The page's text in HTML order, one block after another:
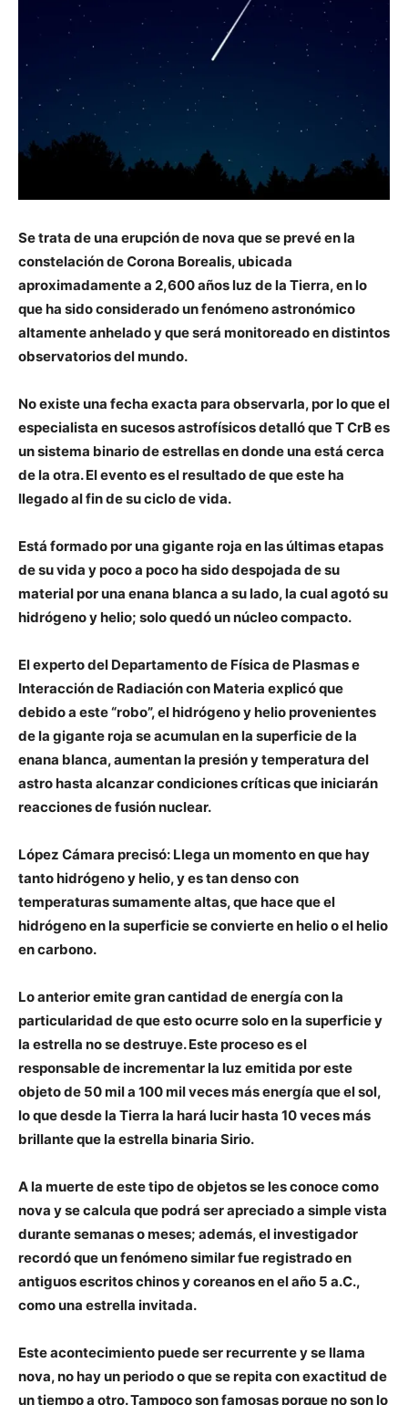
Se trata de una erupción de nova que se prevé en la
constelación de Corona Borealis, ubicada
aproximadamente a 2,600 años luz de la Tierra, en lo
que ha sido considerado un fenómeno astronómico
altamente anhelado y que será monitoreado en distintos
observatorios del mundo.
No existe una fecha exacta para observarla, por lo que el
especialista en sucesos astrofísicos detalló que T CrB es
un sistema binario de estrellas en donde una está cerca
de la otra. El evento es el resultado de que este ha
llegado al fin de su ciclo de vida.
Está formado por una gigante roja en las últimas etapas
de su vida y poco a poco ha sido despojada de su
material por una enana blanca a su lado, la cual agotó su
hidrógeno y helio; solo quedó un núcleo compacto.
El experto del Departamento de Física de Plasmas e
Interacción de Radiación con Materia explicó que
debido a este “robo”, el hidrógeno y helio provenientes
de la gigante roja se acumulan en la superficie de la
enana blanca, aumentan la presión y temperatura del
astro hasta alcanzar condiciones críticas que iniciarán
reacciones de fusión nuclear.
López Cámara precisó: Llega un momento en que hay
tanto hidrógeno y helio, y es tan denso con
temperaturas sumamente altas, que hace que el
hidrógeno en la superficie se convierte en helio o el helio
en carbono.
Lo anterior emite gran cantidad de energía con la
particularidad de que esto ocurre solo en la superficie y
la estrella no se destruye. Este proceso es el
responsable de incrementar la luz emitida por este
objeto de 50 mil a 100 mil veces más energía que el sol,
lo que desde la Tierra la hará lucir hasta 10 veces más
brillante que la estrella binaria Sirio.
A la muerte de este tipo de objetos se les conoce como
nova y se calcula que podrá ser apreciado a simple vista
durante semanas o meses; además, el investigador
recordó que un fenómeno similar fue registrado en
antiguos escritos chinos y coreanos en el año 5 a.C.,
como una estrella invitada.
Este acontecimiento puede ser recurrente y se llama
nova, no hay un periodo o que se repita con exactitud de
un tiempo a otro. Tampoco son famosas porque no son lo